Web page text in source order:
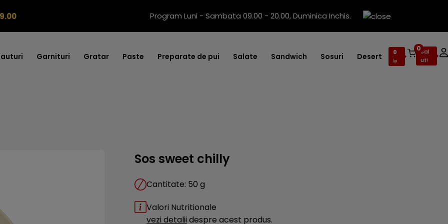
Program Luni - Sambata 09.00 - 20.00, Duminica Inchis.
Garnituri Gratar Paste Preparate de pui Salate Sandwich Sosuri Desert
Sal
ut!
0
lei
0
Sos sweet chilly
Cantitate: 50 g
Valori Nutritionale
vezi detalii despre acest produs.